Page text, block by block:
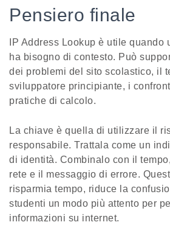
Pensiero finale
IP Address Lookup è utile quando
ha bisogno di contesto. Può
dei problemi del sito scolastico, il
sviluppatore principiante, i
pratiche di calcolo.
La chiave è quella di utilizzare il
responsabile. Trattala come un
di identità. Combinalo con il
rete e il messaggio di errore.
risparmia tempo, riduce la
studenti un modo più attento per
informazioni su internet.